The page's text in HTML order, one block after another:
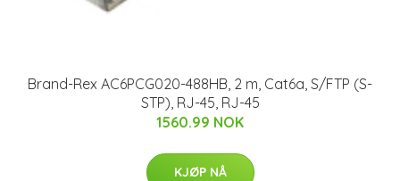
Brand-Rex AC6PCG020-488HB, 2 m, Cat6a, S/FTP (S-
STP), RJ-45, RJ-45
1560.99 NOK
KJØP NÅ